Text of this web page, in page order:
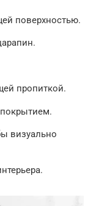
поверхностью.
пропиткой.
визуально